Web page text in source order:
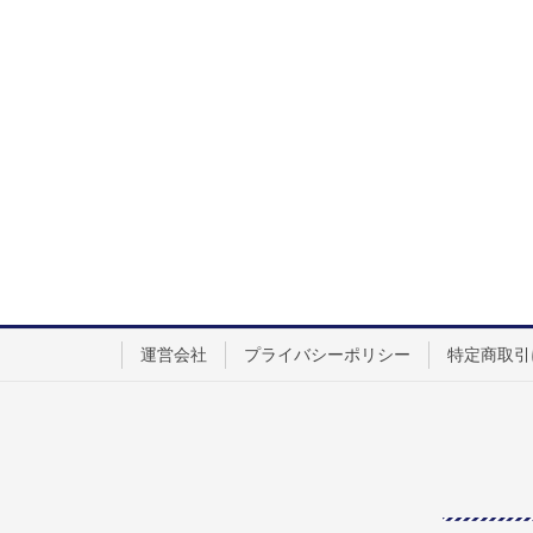
運営会社 プライバシーポリシー 特定商取